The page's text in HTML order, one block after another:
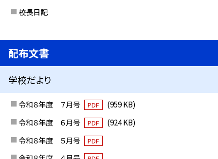
校長日記
配布文書
学校だより
令和８年度 ７月号 PDF
(959 KB)
令和８年度 ６月号
PDF
(924 KB)
令和８年度 ５月号
PDF